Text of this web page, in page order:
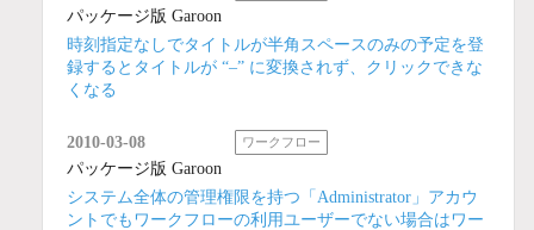
パッケージ版 Garoon
時刻指定なしでタイトルが半角スペースのみの予定を登
録するとタイトルが “–” に変換されず、クリックできな
くなる
2010-03-08 ワークフロー
パッケージ版 Garoon
システム全体の管理権限を持つ「Administrator」アカウ
ントでもワークフローの利用ユーザーでない場合はワー